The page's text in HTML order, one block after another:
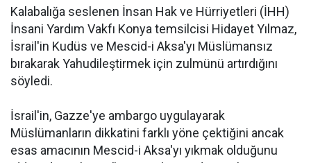
Kalabalığa seslenen İnsan Hak ve Hürriyetleri (İHH)
İnsani Yardım Vakfı Konya temsilcisi Hidayet Yılmaz,
İsrail'in Kudüs ve Mescid-i Aksa'yı Müslümansız
bırakarak Yahudileştirmek için zulmünü artırdığını
söyledi.
İsrail'in, Gazze'ye ambargo uygulayarak
Müslümanların dikkatini farklı yöne çektiğini ancak
esas amacının Mescid-i Aksa'yı yıkmak olduğunu